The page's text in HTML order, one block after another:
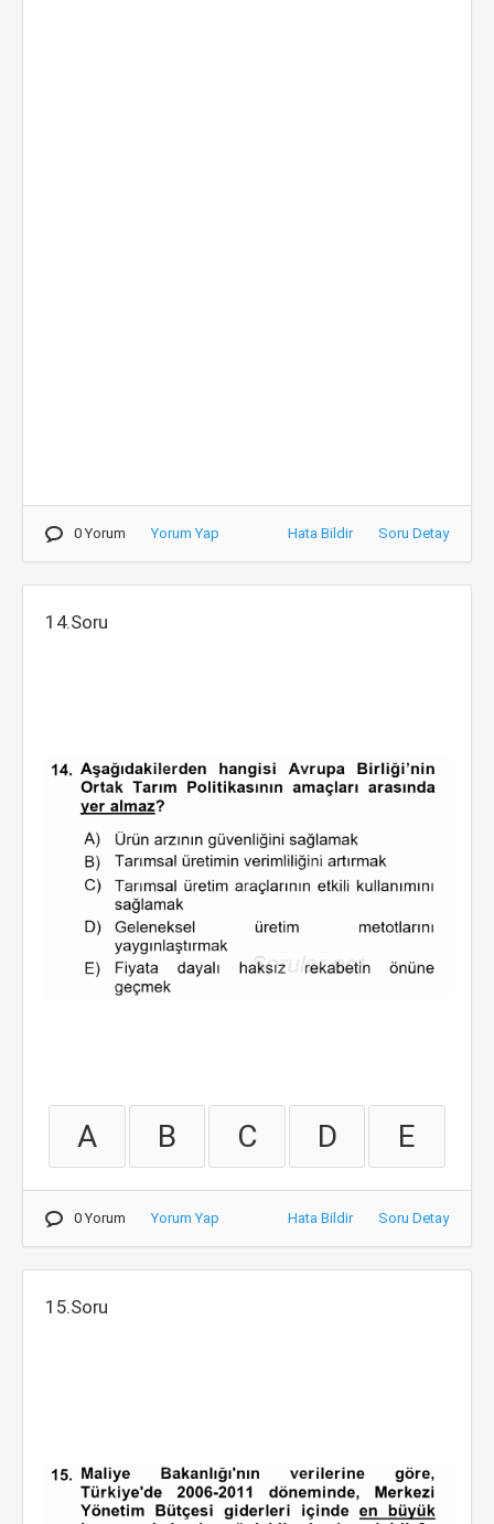
0 Yorum Yorum Yap Hata Bildir Soru Detay
14.Soru
A B C D E
0 Yorum Yorum Yap Hata Bildir Soru Detay
15.Soru